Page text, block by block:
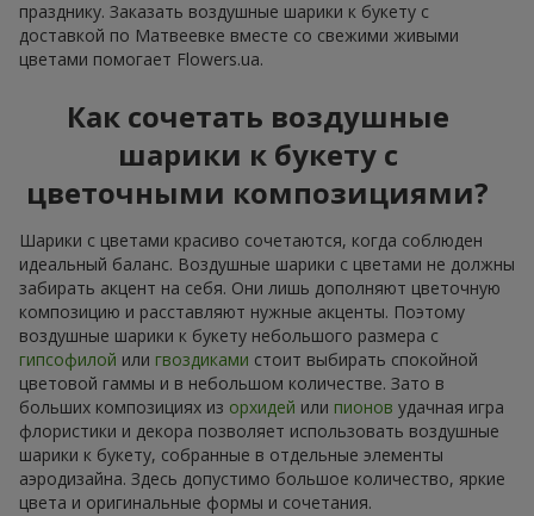
празднику. Заказать воздушные шарики к букету с
доставкой по Матвеевке вместе со свежими живыми
цветами помогает Flowers.ua.
Как сочетать воздушные
шарики к букету с
цветочными композициями?
Шарики с цветами красиво сочетаются, когда соблюден
идеальный баланс. Воздушные шарики с цветами не должны
забирать акцент на себя. Они лишь дополняют цветочную
композицию и расставляют нужные акценты. Поэтому
воздушные шарики к букету небольшого размера с
гипсофилой или гвоздиками стоит выбирать спокойной
цветовой гаммы и в небольшом количестве. Зато в
больших композициях из орхидей или пионов удачная игра
флористики и декора позволяет использовать воздушные
шарики к букету, собранные в отдельные элементы
аэродизайна. Здесь допустимо большое количество, яркие
цвета и оригинальные формы и сочетания.